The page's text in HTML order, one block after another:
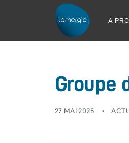
A
Groupe
27 MAI 2025